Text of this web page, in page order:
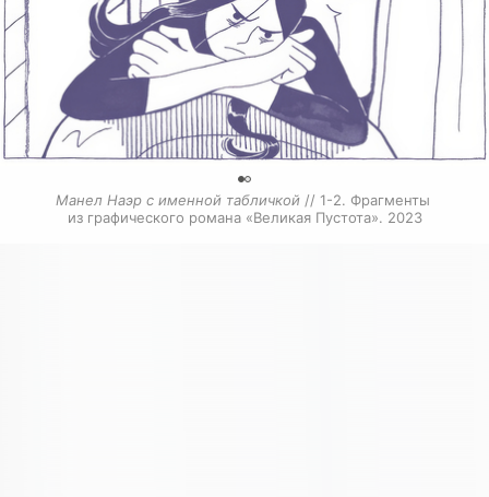
Манел Наэр с именной табличкой // 1-2. Фрагменты
из графического романа «Великая Пустота». 2023